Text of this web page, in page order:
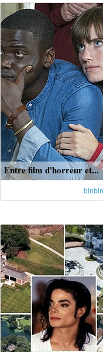
Entre film d'horreur et...